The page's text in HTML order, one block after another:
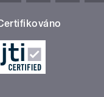
Osobní údaje